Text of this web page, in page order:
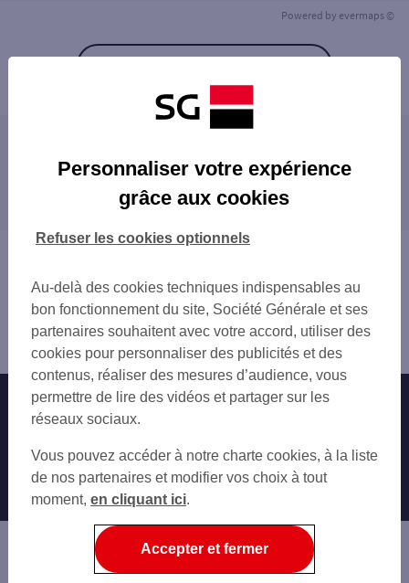
Powered by evermaps ©
STRASBOURG UNIVERSITE
STRASBOURG ESPLANADE
STRASBOURG DOME
STRASBOURG BOECKLIN
SCHILTIGHEIM MAIRIE
OSTWALD
ILLKIRCH MAIRIE
BRUMATH
Les agences SG dans les villes à proximité
BISCHHEIM
OSTWALD
LINGOLSHEIM
ILLKIRCH-GRAFFENSTADEN
BRUMATH
ERSTEIN
Strasbourg
Agence STRASBOURG ANVERS
Nos engagements Nous contacter
Autres sites SG
Professionnels
Entreprises
Associations
Banque privée
Personnaliser votre expérience
grâce aux cookies
Au-delà des cookies techniques indispensables au
bon fonctionnement du site, Société Générale et ses
partenaires souhaitent avec votre accord, utiliser des
cookies pour personnaliser des publicités et des
contenus, réaliser des mesures d’audience, vous
permettre de lire des vidéos et partager sur les
réseaux sociaux.
Vous pouvez accéder à notre charte cookies, à la liste
de nos partenaires et modifier vos choix à tout
moment, en cliquant ici.
Refuser les cookies optionnels
Accepter et fermer